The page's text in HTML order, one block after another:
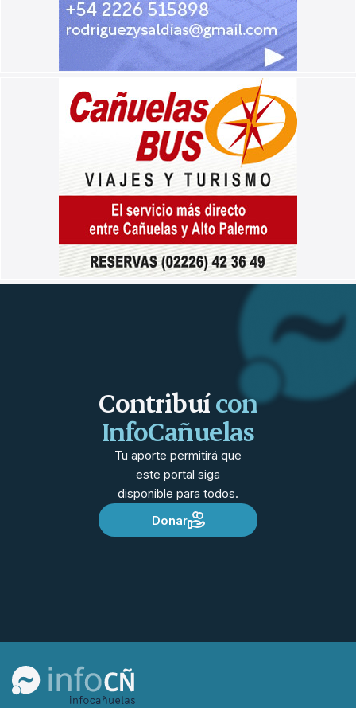
Contribuícon
InfoCañuelas
Tu aporte permitirá que
este portal siga
disponible para todos.
Donar